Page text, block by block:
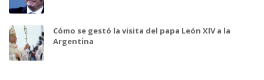
Cómo se gestó la visita del papa León XIV a la
Argentina